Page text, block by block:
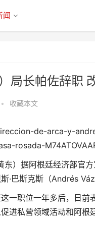
闻
局长帕佐辞职
• 收藏本文
东）据阿根廷经济部官
·巴斯克斯（Andrés
一职位一年多后，日
进私营领域活动和阿根